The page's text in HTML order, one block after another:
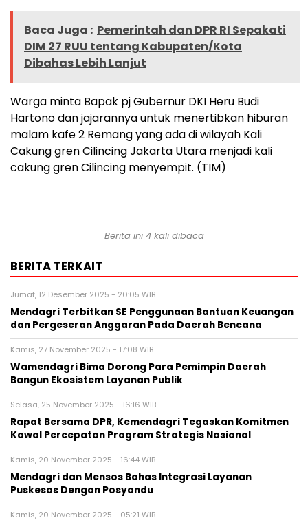
Baca Juga : Pemerintah dan DPR RI Sepakati
DIM 27 RUU tentang Kabupaten/Kota
Dibahas Lebih Lanjut
Warga minta Bapak pj Gubernur DKI Heru Budi
Hartono dan jajarannya untuk menertibkan hiburan
malam kafe 2 Remang yang ada di wilayah Kali
Cakung gren Cilincing Jakarta Utara menjadi kali
cakung gren Cilincing menyempit. (TIM)
Berita ini 4 kali dibaca
BERITA TERKAIT
Jumat, 12 Desember 2025 - 20:05 WIB
Mendagri Terbitkan SE Penggunaan Bantuan Keuangan
dan Pergeseran Anggaran Pada Daerah Bencana
Kamis, 27 November 2025 - 17:08 WIB
Wamendagri Bima Dorong Para Pemimpin Daerah
Bangun Ekosistem Layanan Publik
Selasa, 25 November 2025 - 16:16 WIB
Rapat Bersama DPR, Kemendagri Tegaskan Komitmen
Kawal Percepatan Program Strategis Nasional
Kamis, 20 November 2025 - 16:44 WIB
Mendagri dan Mensos Bahas Integrasi Layanan
Puskesos Dengan Posyandu
Kamis, 20 November 2025 - 05:21 WIB